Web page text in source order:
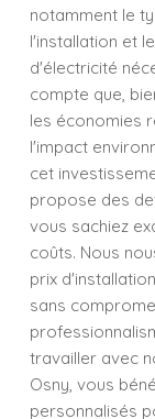
notamment le
l'installation et
d'électricité
compte que,
les économies
l'impact
cet
propose des
vous sachiez
coûts. Nous
prix
sans
travailler avec
Osny, vous
personnalisés